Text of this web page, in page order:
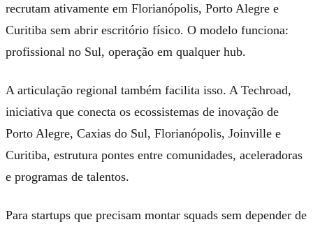
recrutam ativamente em Florianópolis, Porto Alegre e
Curitiba sem abrir escritório físico. O modelo funciona:
profissional no Sul, operação em qualquer hub.
A articulação regional também facilita isso. A Techroad,
iniciativa que conecta os ecossistemas de inovação de
Porto Alegre, Caxias do Sul, Florianópolis, Joinville e
Curitiba, estrutura pontes entre comunidades, aceleradoras
e programas de talentos.
Para startups que precisam montar squads sem depender de